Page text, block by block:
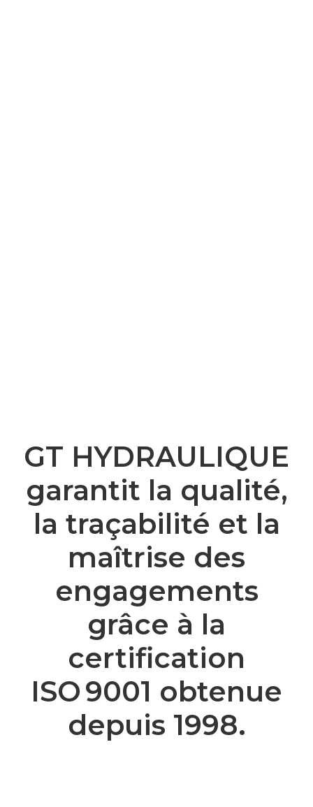
GT HYDRAULIQUE
garantit la qualité,
la traçabilité et la
maîtrise des
engagements
grâce à la
certification
ISO 9001 obtenue
depuis 1998.